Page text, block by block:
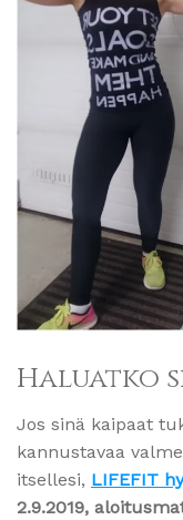
Haluatko
Jos sinä kaipaat
kannustavaa
itsellesi, LIFEFIT
2.9.2019,